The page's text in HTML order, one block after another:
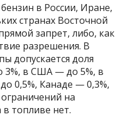
в России, Иране,
странах Восточной
запрет, либо, как
разрешения. В
допускается доля
3%, в США — до 5%, в
0,5%, Канаде — 0,3%,
на
топливе нет.